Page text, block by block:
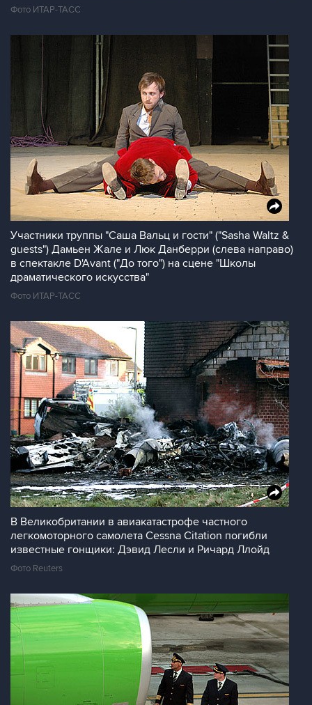
Фото ИТАР-ТАСС
Участники труппы "Саша Вальц и гости" ("Sasha Waltz &
guests") Дамьен Жале и Люк Данберри (слева направо)
в спектакле D'Avant ("До того") на сцене "Школы
драматического искусства"
Фото ИТАР-ТАСС
В Великобритании в авиакатастрофе частного
легкомоторного самолета Cessna Citation погибли
известные гонщики: Дэвид Лесли и Ричард Ллойд
Фото Reuters